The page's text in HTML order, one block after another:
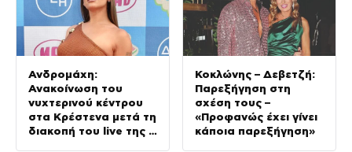
Ανδρομάχη:
Ανακοίνωση του
νυχτερινού κέντρου
στα Κρέστενα μετά τη
διακοπή του live της –
Κοκλώνης – Δεβετζή:
Παρεξήγηση στη
σχέση τους –
«Προφανώς έχει γίνει
κάποια παρεξήγηση»